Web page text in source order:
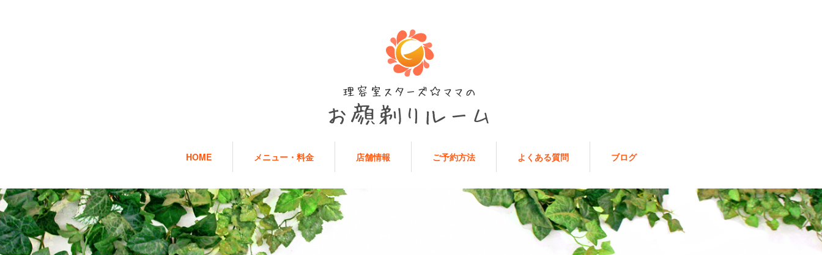
HOME メニュー・料金 店舗情報 ご予約方法 よくある質問 ブログ